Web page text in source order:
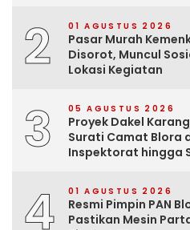
2 01 AGUSTUS 2026
Pasar Murah
Disorot, Muncul
Lokasi Kegiatan
3 05 AGUSTUS 2026
Proyek Dakel
Surati Camat Blora
Inspektorat hingga
4 01 AGUSTUS 2026
Resmi Pimpin PAN
Pastikan Mesin